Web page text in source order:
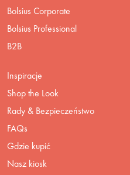
Bolsius Corporate
Bolsius Professional
B2B
Inspiracje
Shop the Look
Rady & Bezpieczeństwo
FAQs
Gdzie kupić
Nasz kiosk